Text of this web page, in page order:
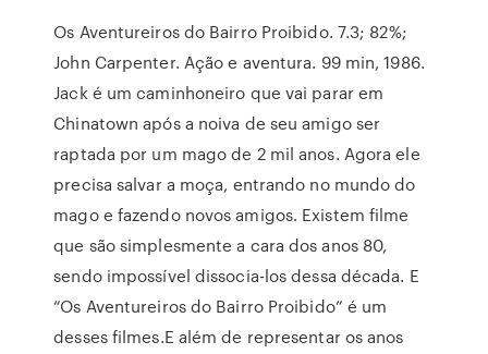
Os Aventureiros do Bairro Proibido. 7.3; 82%;
John Carpenter. Ação e aventura. 99 min, 1986.
Jack é um caminhoneiro que vai parar em
Chinatown após a noiva de seu amigo ser
raptada por um mago de 2 mil anos. Agora ele
precisa salvar a moça, entrando no mundo do
mago e fazendo novos amigos. Existem filme
que são simplesmente a cara dos anos 80,
sendo impossível dissocia-los dessa década. E
“Os Aventureiros do Bairro Proibido” é um
desses filmes.E além de representar os anos